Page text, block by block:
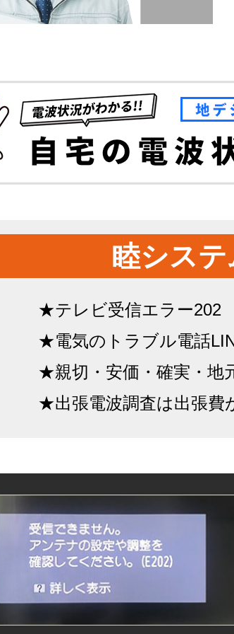
睦シス
★テレビ受信エラー202
★電気のトラブル電話
★親切・安価・確実・地
★出張電波調査は出張費